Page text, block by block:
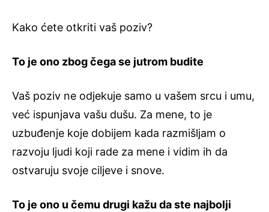
Kako ćete otkriti vaš poziv?
To je ono zbog čega se jutrom budite
Vaš poziv ne odjekuje samo u vašem srcu i umu,
već ispunjava vašu dušu. Za mene, to je
uzbuđenje koje dobijem kada razmišljam o
razvoju ljudi koji rade za mene i vidim ih da
ostvaruju svoje ciljeve i snove.
To je ono u čemu drugi kažu da ste najbolji